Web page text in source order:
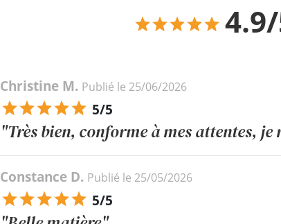
Christine M. Publié le 25/06/2026
5/5
"Très bien, conforme à mes attentes,
Constance D. Publié le 25/05/2026
5/5